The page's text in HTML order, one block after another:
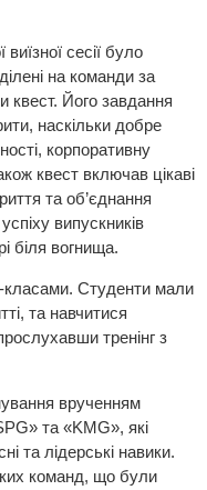
сесії було
на команди за
квест. Його завдання
наскільки добре
корпоративну
квест включав цікаві
та об’єднання
випускників
біля вогнища.
класами. Студенти мали
та навчитися
тренінг з
врученням
та «KMG», які
та лідерські навики.
команд, що були